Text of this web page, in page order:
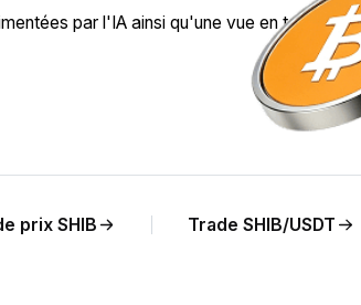
par l'IA ainsi qu'une vue en temps
prix SHIB Trade SHIB/USDT